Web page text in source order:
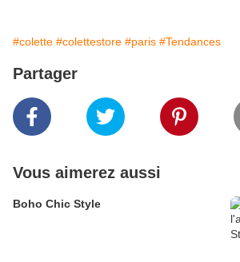
#colette #colettestore #paris #Tendances
Partager
Vous aimerez aussi
Boho Chic Style